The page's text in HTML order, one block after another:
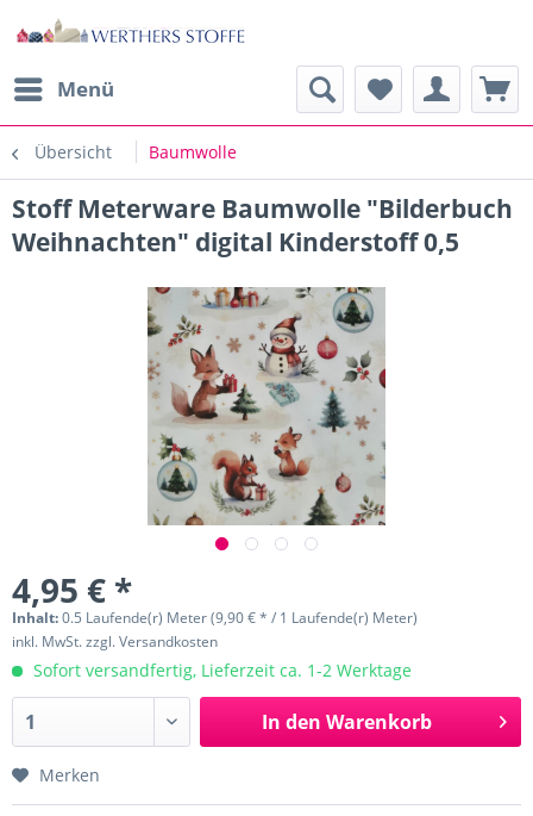
Menü
Übersicht Baumwolle
Stoff Meterware Baumwolle "Bilderbuch
Weihnachten" digital Kinderstoff 0,5
4,95 € *
Inhalt:0.5 Laufende(r) Meter (9,90 € * / 1 Laufende(r) Meter)
inkl. MwSt.zzgl. Versandkosten
Sofort versandfertig, Lieferzeit ca. 1-2 Werktage
In den Warenkorb
Merken